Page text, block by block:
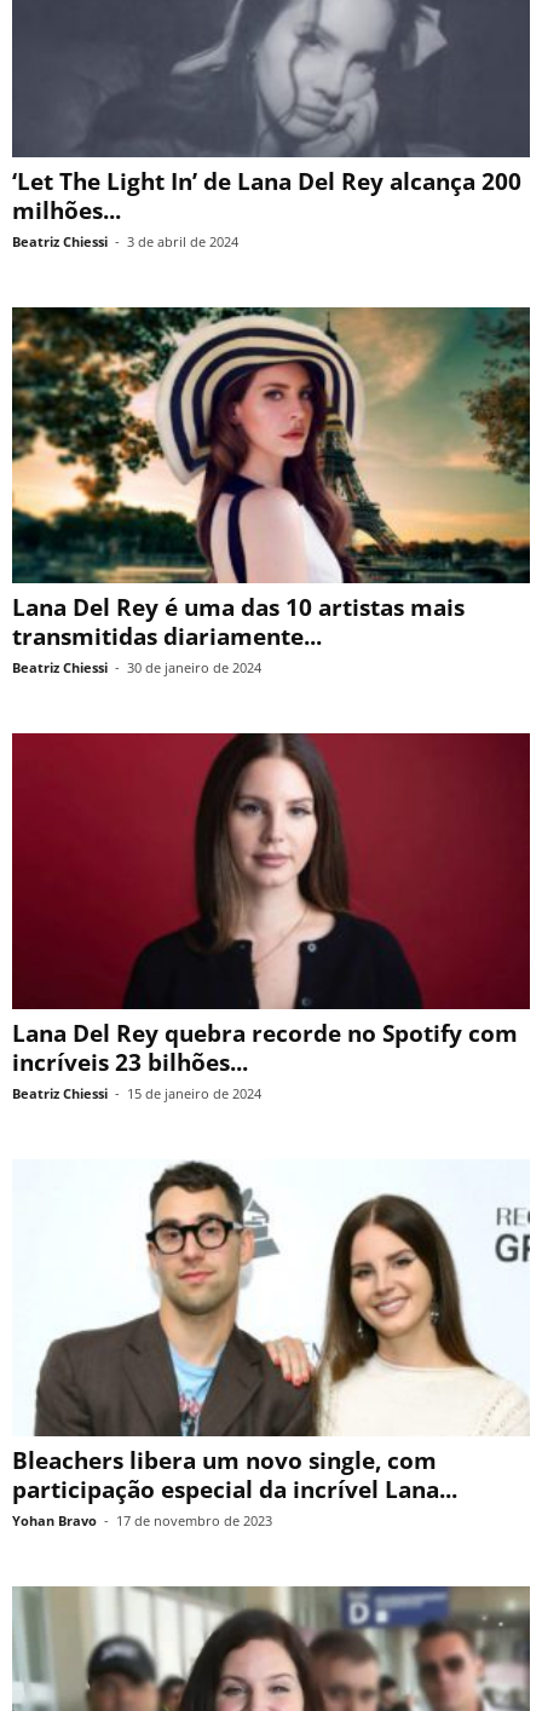
‘Let The Light In’ de Lana Del Rey alcança 200
milhões...
Beatriz Chiessi - 3 de abril de 2024
Lana Del Rey é uma das 10 artistas mais
transmitidas diariamente...
Beatriz Chiessi - 30 de janeiro de 2024
Lana Del Rey quebra recorde no Spotify com
incríveis 23 bilhões...
Beatriz Chiessi - 15 de janeiro de 2024
Bleachers libera um novo single, com
participação especial da incrível Lana...
Yohan Bravo - 17 de novembro de 2023